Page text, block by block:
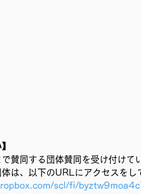
賛同する団体賛同を受け付けて
体は、以下のURLにアクセスを
scl/fi/